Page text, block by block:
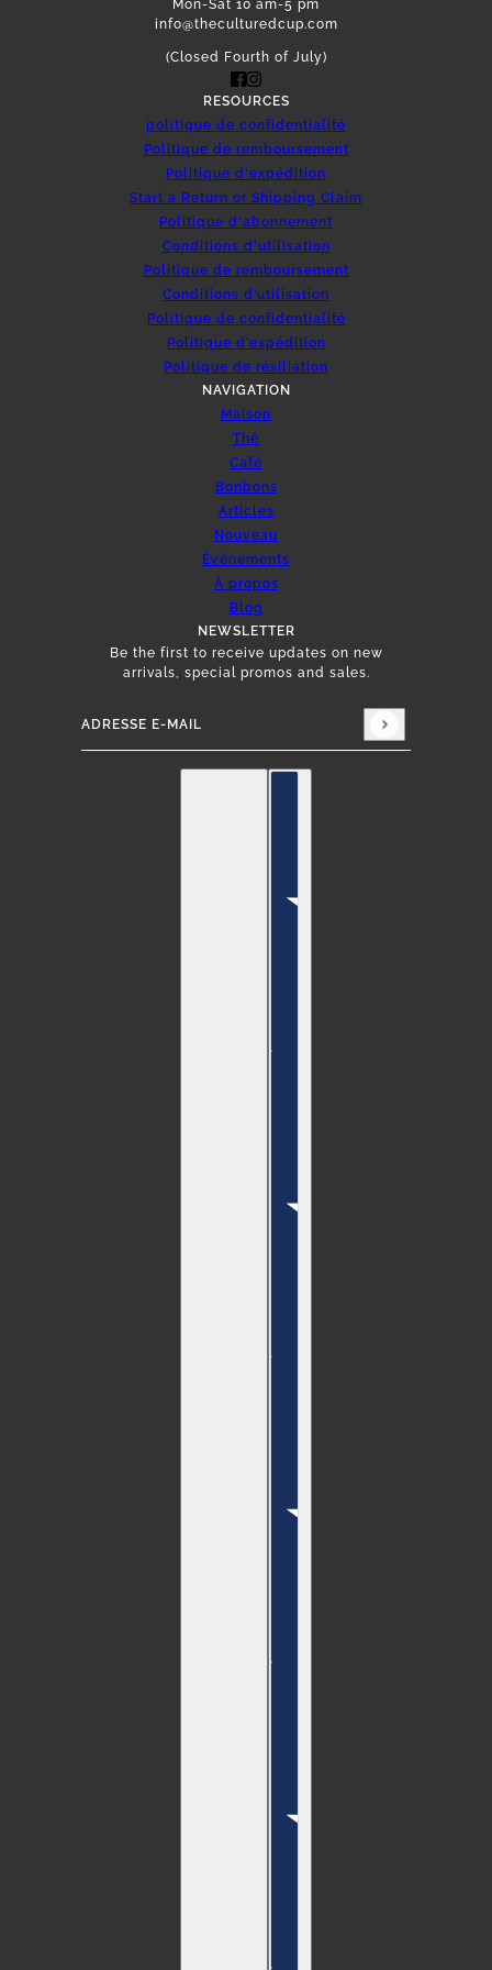
Mon-Sat 10 am-5 pm
info@theculturedcup.com
(Closed Fourth of July)
RESOURCES
politique de confidentialité
Politique de remboursement
Politique d'expédition
Start a Return or Shipping Claim
Politique d'abonnement
Conditions d'utilisation
Politique de remboursement
Conditions d’utilisation
Politique de confidentialité
Politique d’expédition
Politique de résiliation
NAVIGATION
Maison
Thé
Café
Bonbons
Articles
Nouveau
Événements
À propos
Blog
NEWSLETTER
Be the first to receive updates on new
arrivals, special promos and sales.
Adresse e-mail
Ce site est protégé par hCaptcha, et la
Sélecteur de pays